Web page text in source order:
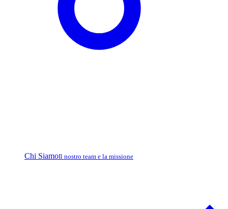
Chi SiamoIl nostro team e la missione